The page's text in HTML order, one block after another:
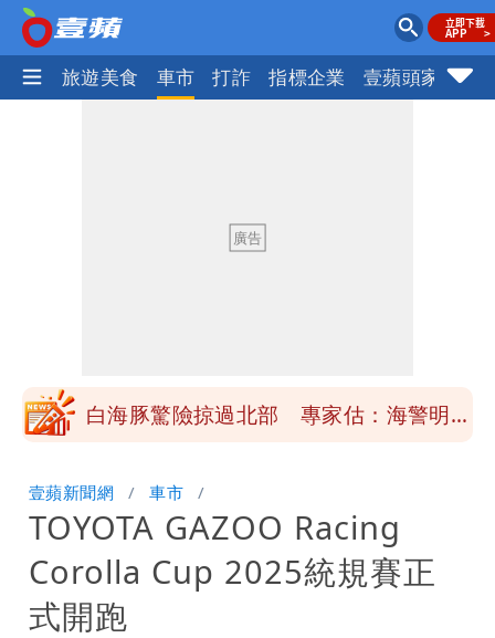
產王 旅遊美食 車市 打詐 指標企業 壹蘋頭家 健
「終於能交代」 捐500萬獎學金延續愛
白海豚颱風逼近！鄭明典示警「恐遇黑潮
砸重金再買一整桌卡盒
白海豚驚險掠過北部 專家估：海警明發
「終於能交代」 捐500萬獎學金延續愛
白海豚颱風逼近！鄭明典示警「恐遇黑潮
變強」 路徑分歧藏警訊：不利強度維持
壹蘋新聞網 車市
TOYOTA GAZOO Racing
Corolla Cup 2025統規賽正
式開跑